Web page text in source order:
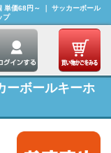
単価68円～ ｜ サッカーボール
プ
ーボールキーホ